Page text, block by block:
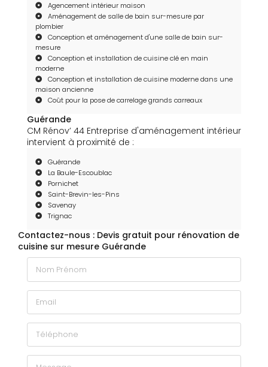
Agencement intérieur maison
Aménagement de salle de bain sur-mesure par
plombier
Conception et aménagement d'une salle de bain sur-
mesure
Conception et installation de cuisine clé en main
moderne
Conception et installation de cuisine moderne dans une
maison ancienne
Coût pour la pose de carrelage grands carreaux
Guérande
CM Rénov’ 44 Entreprise d'aménagement intérieur
intervient à proximité de :
Guérande
La Baule-Escoublac
Pornichet
Saint-Brevin-les-Pins
Savenay
Trignac
Contactez-nous : Devis gratuit pour rénovation de
cuisine sur mesure Guérande
Nom Prénom
Email
Téléphone
Message